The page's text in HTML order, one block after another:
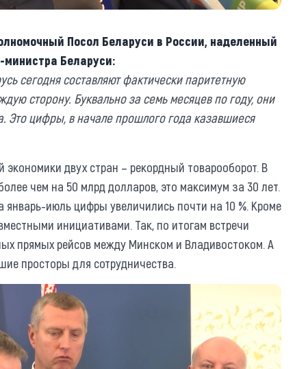
Посол Беларуси в России, наделенный
Беларуси:
сегодня составляют фактически паритетную
сторону. Буквально за семь месяцев по году, они
Это цифры, в начале прошлого года казавшиеся
двух стран – рекордный товарооборот. В
чем на 50 млрд долларов, это максимум за 30 лет.
июль цифры увеличились почти на 10 %. Кроме
инициативами. Так, по итогам встречи
прямых рейсов между Минском и Владивостоком. А
просторы для сотрудничества.